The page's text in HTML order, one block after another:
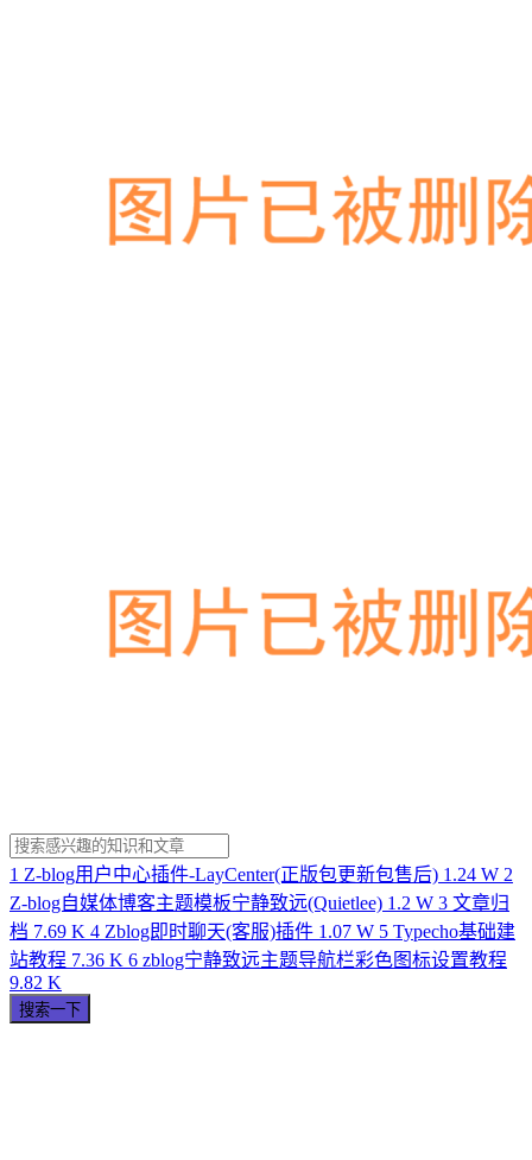
1 Z-blog用户中心插件-LayCenter(正版包更新包售后) 1.24 W 2
Z-blog自媒体博客主题模板宁静致远(Quietlee) 1.2 W 3 文章归
档 7.69 K 4 Zblog即时聊天(客服)插件 1.07 W 5 Typecho基础建
站教程 7.36 K 6 zblog宁静致远主题导航栏彩色图标设置教程
9.82 K
搜索一下